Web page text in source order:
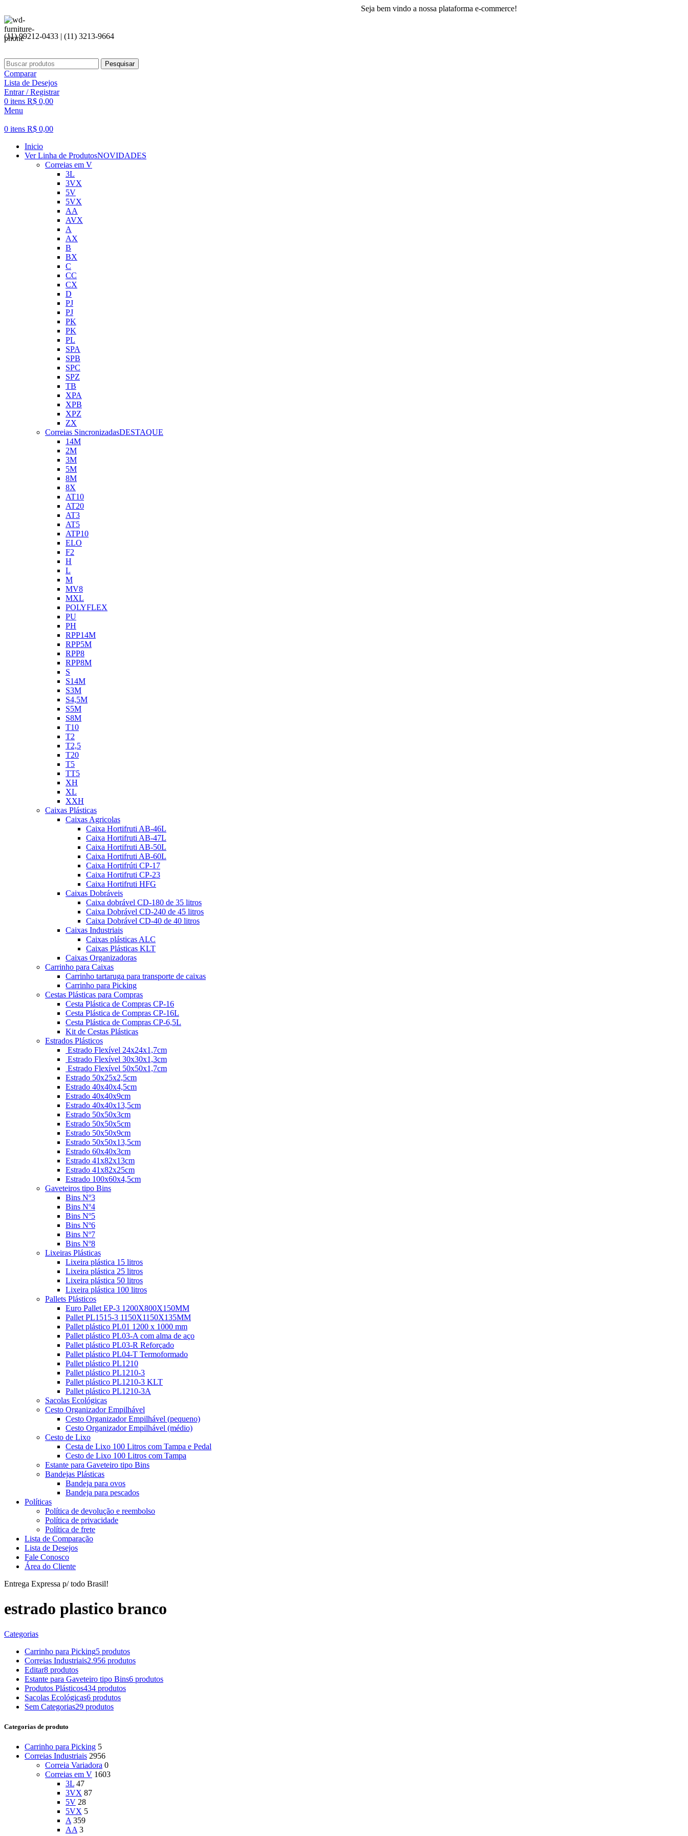
Seja bem vindo a nossa plataforma e-commerce!
(11) 99212-0433 | (11) 3213-9664
Pesquisar
Comparar
Lista de Desejos
Entrar / Registrar
0 itens R$ 0,00
Menu
0 itens R$ 0,00
Inicio
Ver Linha de ProdutosNOVIDADES
Correias em V
3L
3VX
5V
5VX
AA
AVX
A
AX
B
BX
C
CC
CX
D
PJ
PJ
PK
PK
PL
SPA
SPB
SPC
SPZ
TB
XPA
XPB
XPZ
ZX
Correias SincronizadasDESTAQUE
14M
2M
3M
5M
8M
8X
AT10
AT20
AT3
AT5
ATP10
ELO
F2
H
L
M
MV8
MXL
POLYFLEX
PU
PH
RPP14M
RPP5M
RPP8
RPP8M
S
S14M
S3M
S4,5M
S5M
S8M
T10
T2
T2,5
T20
T5
TT5
XH
XL
XXH
Caixas Plásticas
Caixas Agricolas
Caixa Hortifruti AB-46L
Caixa Hortifruti AB-47L
Caixa Hortifruti AB-50L
Caixa Hortifruti AB-60L
Caixa Hortifrúti CP-17
Caixa Hortifruti CP-23
Caixa Hortifruti HFG
Caixas Dobráveis
Caixa dobrável CD-180 de 35 litros
Caixa Dobrável CD-240 de 45 litros
Caixa Dobrável CD-40 de 40 litros
Caixas Industriais
Caixas plásticas ALC
Caixas Plásticas KLT
Caixas Organizadoras
Carrinho para Caixas
Carrinho tartaruga para transporte de caixas
Carrinho para Picking
Cestas Plásticas para Compras
Cesta Plástica de Compras CP-16
Cesta Plástica de Compras CP-16L
Cesta Plástica de Compras CP-6,5L
Kit de Cestas Plásticas
Estrados Plásticos
Estrado Flexível 24x24x1,7cm
Estrado Flexível 30x30x1,3cm
Estrado Flexível 50x50x1,7cm
Estrado 50x25x2,5cm
Estrado 40x40x4,5cm
Estrado 40x40x9cm
Estrado 40x40x13,5cm
Estrado 50x50x3cm
Estrado 50x50x5cm
Estrado 50x50x9cm
Estrado 50x50x13,5cm
Estrado 60x40x3cm
Estrado 41x82x13cm
Estrado 41x82x25cm
Estrado 100x60x4,5cm
Gaveteiros tipo Bins
Bins Nº3
Bins Nº4
Bins Nº5
Bins Nº6
Bins Nº7
Bins Nº8
Lixeiras Plásticas
Lixeira plástica 15 litros
Lixeira plástica 25 litros
Lixeira plástica 50 litros
Lixeira plástica 100 litros
Pallets Plásticos
Euro Pallet EP-3 1200X800X150MM
Pallet PL1515-3 1150X1150X135MM
Pallet plástico PL01 1200 x 1000 mm
Pallet plástico PL03-A com alma de aço
Pallet plástico PL03-R Reforçado
Pallet plástico PL04-T Termoformado
Pallet plástico PL1210
Pallet plástico PL1210-3
Pallet plástico PL1210-3 KLT
Pallet plástico PL1210-3A
Sacolas Ecológicas
Cesto Organizador Empilhável
Cesto Organizador Empilhável (pequeno)
Cesto Organizador Empilhável (médio)
Cesto de Lixo
Cesta de Lixo 100 Litros com Tampa e Pedal
Cesto de Lixo 100 Litros com Tampa
Estante para Gaveteiro tipo Bins
Bandejas Plásticas
Bandeja para ovos
Bandeja para pescados
Políticas
Política de devolução e reembolso
Política de privacidade
Política de frete
Lista de Comparação
Lista de Desejos
Fale Conosco
Área do Cliente
Entrega Expressa p/ todo Brasil!
estrado plastico branco
Categorias
Carrinho para Picking5 produtos
Correias Industriais2.956 produtos
Editar8 produtos
Estante para Gaveteiro tipo Bins6 produtos
Produtos Plásticos434 produtos
Sacolas Ecológicas6 produtos
Sem Categorias29 produtos
Categorias de produto
Carrinho para Picking 5
Correias Industriais 2956
Correia Variadora 0
Correias em V 1603
3L 47
3VX 87
5V 28
5VX 5
A 359
AA 3